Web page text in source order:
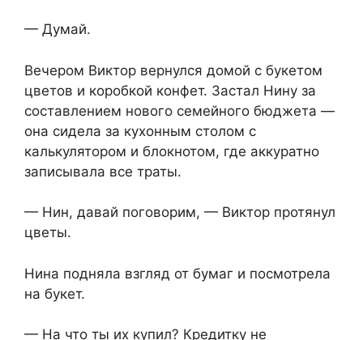
— Думай.
Вечером Виктор вернулся домой с букетом
цветов и коробкой конфет. Застал Нину за
составлением нового семейного бюджета —
она сидела за кухонным столом с
калькулятором и блокнотом, где аккуратно
записывала все траты.
— Нин, давай поговорим, — Виктор протянул
цветы.
Нина подняла взгляд от бумаг и посмотрела
на букет.
— На что ты их купил? Кредитку не